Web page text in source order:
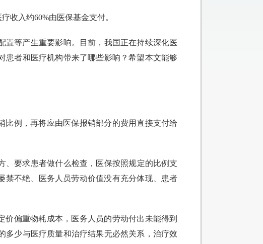
收入约60%由医保基金支付。
置等产生重要影响。目前，我国正在持续深化医
患者和医疗机构带来了哪些影响？希望本文能够
比例，再将应由医保报销部分的费用直接支付给
、要求患者做什么检查，医保按照规定的比例支
禁不绝、医务人员劳动价值没有充分体现、患者
偏重物耗成本，医务人员的劳动付出未能得到
多少与医疗质量和治疗结果无必然关系，治疗效